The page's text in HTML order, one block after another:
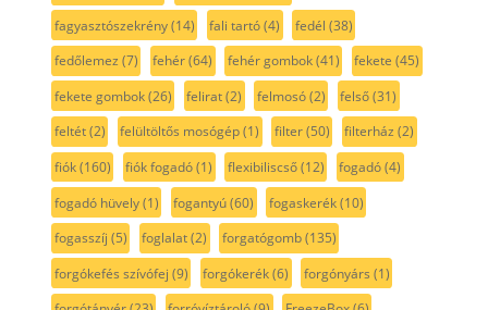
fagyasztószekrény(14) fali tartó(4) fedél (38)
fedőlemez (7) fehér(64) fehér gombok(41) fekete (45)
fekete gombok(26) felirat(2) felmosó(2) felső(31)
feltét(2) felültöltős mosógép(1) filter(50) filterház (2)
fiók(160) fiók fogadó(1) flexibiliscső(12) fogadó(4)
fogadó hüvely(1) fogantyú(60) fogaskerék(10)
fogasszíj (5) foglalat(2) forgatógomb(135)
forgókefés szívófej (9) forgókerék(6) forgónyárs (1)